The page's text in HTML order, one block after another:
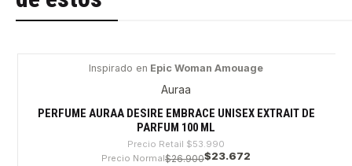
Inspirado en Epic Woman Amouage
Auraa
PERFUME AURAA DESIRE EMBRACE UNISEX EXTRAIT DE
PARFUM 100 ML
Precio Retail $53.990
Precio Normal$26.900$23.672